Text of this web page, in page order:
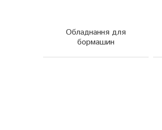
Обладнання для
бормашин